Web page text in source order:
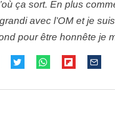
ça sort. En plus
avec l’OM et je
pour être honnête je